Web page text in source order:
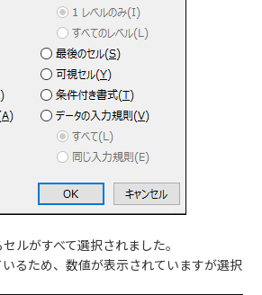
ルがすべて選択されました。
るため、数値が表示されていますが選択